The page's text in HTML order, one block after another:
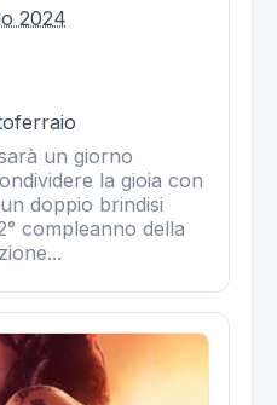
2024
un giorno
la gioia con
doppio brindisi
compleanno della